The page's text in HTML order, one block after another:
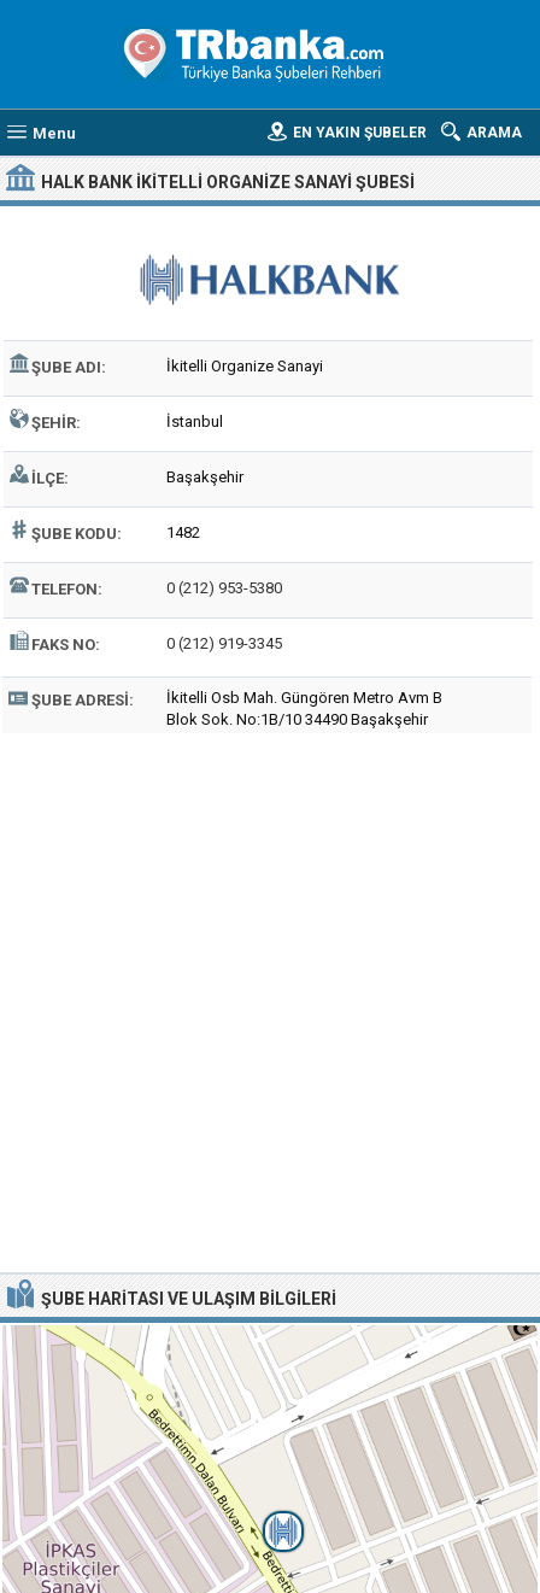
Menu ARAMA
EN YAKIN ŞUBELER
HALK BANK İKITELLI ORGANIZE SANAYI ŞUBESI
ŞUBE ADI: İkitelli Organize Sanayi
ŞEHIR: İstanbul
İLÇE: Başakşehir
ŞUBE KODU: 1482
TELEFON: 0 (212) 953-5380
FAKS NO: 0 (212) 919-3345
ŞUBE ADRESI:
İkitelli Osb Mah. Güngören Metro Avm B
Blok Sok. No:1B/10 34490 Başakşehir
ŞUBE HARITASI VE ULAŞIM BILGILERI